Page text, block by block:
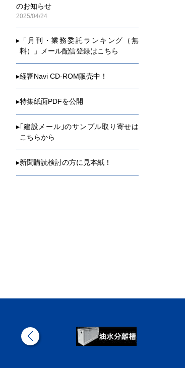
のお知らせ
2025/04/24
▸ 「月刊・業務委託ランキング（無
料）」メール配信登録はこちら
▸経審Navi CD-ROM販売中！
▸特集紙面PDFを公開
▸ ｢建設メール｣のサンプル取り寄せは
こちらから
▸新聞購読検討の方に見本紙！